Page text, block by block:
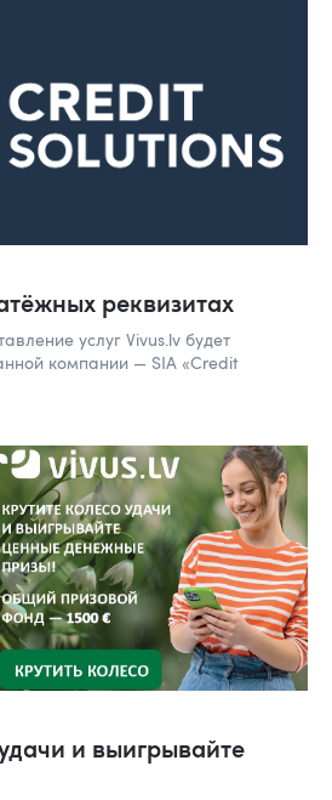
реквизитах
услуг Vivus.lv будет
компании — SIA «Credit
и выигрывайте